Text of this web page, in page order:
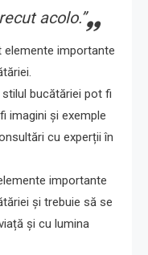
acolo.”
elemente importante
bucătăriei pot fi
imagini și exemple
cu experții în
importante
și trebuie să se
și cu lumina